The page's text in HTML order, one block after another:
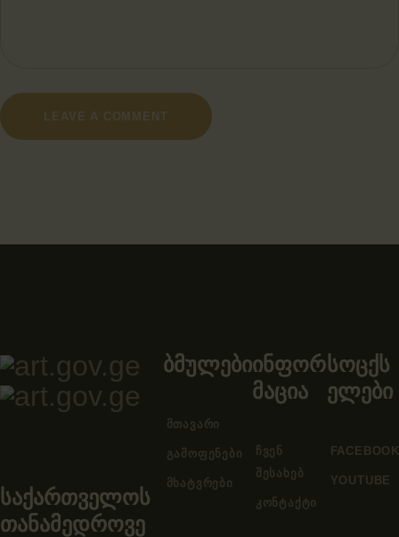
საქართველოს
თანამედროვე
ბმულები
ᲛᲗᲐᲕᲐᲠᲘ
ᲒᲐᲛᲝᲤᲔᲜᲔᲑᲘ
ᲛᲮᲐᲢᲕᲠᲔᲑᲘ
ინფორ
მაცია
ᲩᲕᲔᲜ
ᲨᲔᲡᲐᲮᲔᲑ
ᲙᲝᲜᲢᲐᲥᲢᲘ
სოცქს
ელები
YOUTUBE